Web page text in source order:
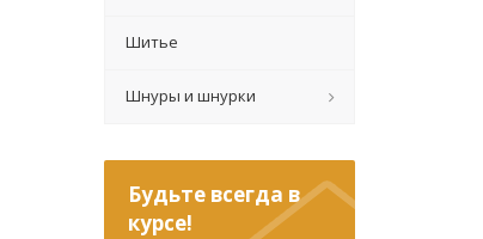
Шитье
Шнуры и шнурки
Будьте всегда в
курсе!